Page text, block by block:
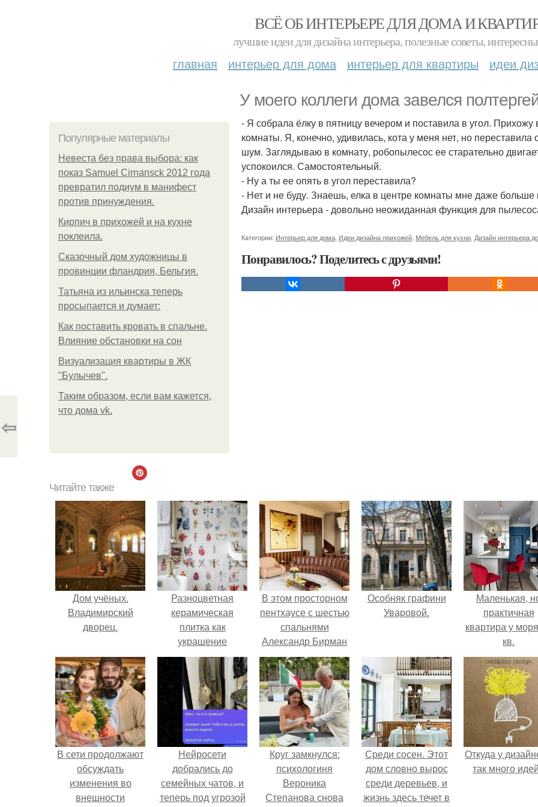
ВСЁ ОБ ИНТЕРЬЕРЕ ДЛЯ ДОМА И
лучшие идеи для дизайна интерьера, полезные советы,
главная интерьер для дома интерьер для квартиры идеи
У моего коллеги дома завелся
Популярные материалы
Невеста без права выбора: как
показ Samuel Cirnansck 2012 года
превратил подиум в манифест
против принуждения.
Кирпич в прихожей и на кухне
поклеила.
Сказочный дом художницы в
провинции фландрия, Бельгия.
Татьяна из ильинска теперь
просыпается и думает:
Как поставить кровать в спальне.
Влияние обстановки на сон
Визуализация квартиры в ЖК
"Булычев".
Таким образом, если вам кажется,
что дома vk.
- Я собрала ёлку в пятницу вечером и поставила в угол. Прихожу
комнаты. Я, конечно, удивилась, кота у меня нет, но
шум. Заглядываю в комнату, робопылесос ее старательно
успокоился. Самостоятельный.
- Ну а ты ее опять в угол переставила?
- Нет и не буду. Знаешь, елка в центре комнаты мне даже больше
Дизайн интерьера - довольно неожиданная функция для
Категории: Интерьер для дома Идеи дизайна прихожей Мебель для кухни Дизайн интерьера
Понравилось? Поделитесь с друзьями!
⇦
Читайте также
Дом учёных.
Владимирский
дворец.
Разноцветная
керамическая
плитка как
украшение
интерьера.
В этом просторном
пентхаусе с шестью
спальнями
Александр Бирман
живет со своей
семьей.
Особняк графини
Уваровой.
Маленькая,
практичная
квартира у
кв.
В сети продолжают
обсуждать
изменения во
внешности
Нейросети
добрались до
семейных чатов, и
теперь под угрозой
Круг замкнулся:
психологиня
Вероника
Степанова снова
Среди сосен. Этот
дом словно вырос
среди деревьев, и
жизнь здесь течет в
Откуда у
так много